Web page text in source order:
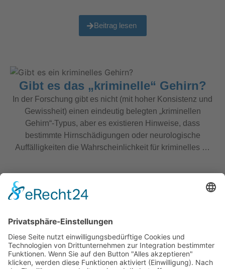
Beitrag lesen
Gibt es das „kriminelle“ Gehirn?
In der Forschung gibt es nicht (mit hoher Konsistenz und
Gewissheit) einen eindeutig belegten „kriminellen
Gehirn“-Typus, aber es existieren Hinweise, dass
bestimmte Hirnschädigungen oder neurologische
Auffälligkeiten die Wahrscheinlichkeit für kriminelles …
Kontakt.
Andreas Sandvoß
Landsbergerstraße 44, 45219 Essen
+49 2054 9396987